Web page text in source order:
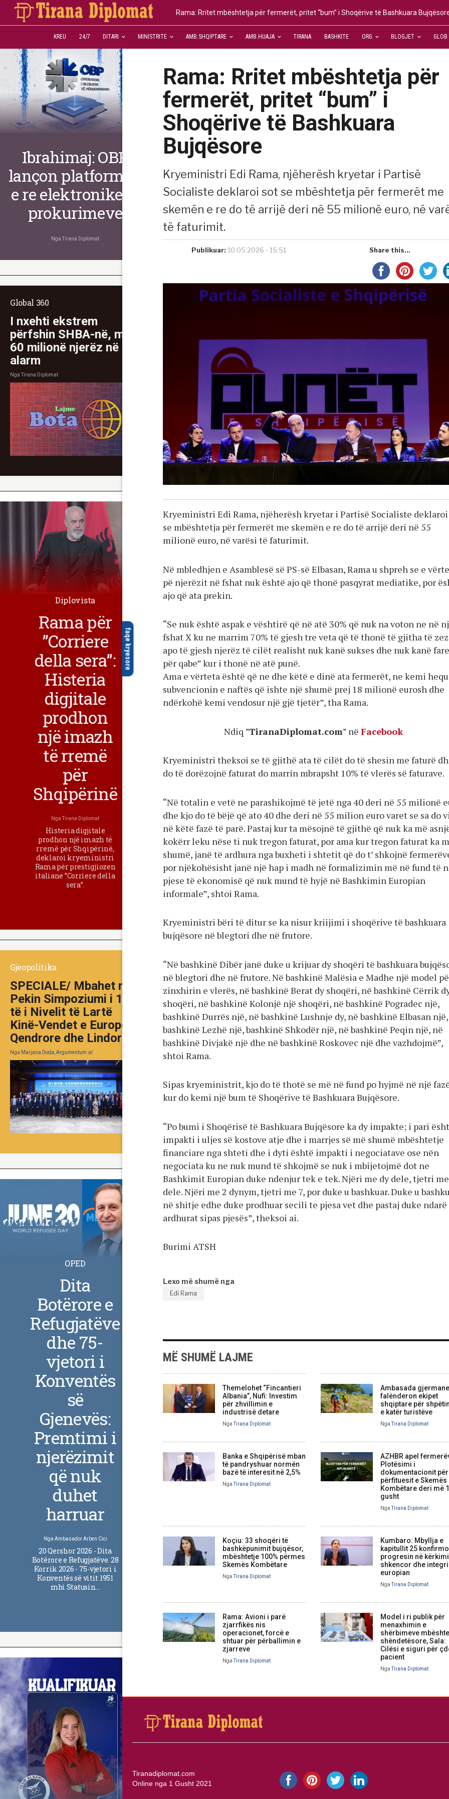
Rama: Rritet mbështetja për fermerët, pritet “bum” i Shoqërive të Bashkuara
KREU 24/7 DITARI MINISTRITE AMB.SHQIPTARE AMB.HUAJA TIRANA BASHKITE ORG BLOGJET GLOB
faqe kryesore
Rama: Rritet mbështetja për
fermerët, pritet “bum” i
Shoqërive të Bashkuara
Bujqësore
Kryeministri Edi Rama, njëherësh kryetar i Partisë
Socialiste deklaroi sot se mbështetja për fermerët me
skemën e re do të arrijë deri në 55 milionë euro, në
të faturimit.
Publikuar: 10.05.2026 - 15:51 Share this...
Kryeministri Edi Rama, njëherësh kryetar i Partisë Socialiste
se mbështetja për fermerët me skemën e re do të arrijë deri në 55
milionë euro, në varësi të faturimit.
Në mbledhjen e Asamblesë së PS-së Elbasan, Rama u shpreh se e
pë njerëzit në fshat nuk është ajo që thonë pasqyrat mediatike, por
ajo që ata prekin.
“Se nuk është aspak e vështirë që në atë 30% që nuk na voton ne në
fshat X ku ne marrim 70% të gjesh tre veta që të thonë të gjitha të
apo të gjesh njerëz të cilët realisht nuk kanë sukses dhe nuk kanë fare
për qabe” kur i thonë në atë punë.
Ama e vërteta është që ne dhe këtë e dinë ata fermerët, ne kemi
subvencionin e naftës që ishte një shumë prej 18 milionë eurosh dhe
ndërkohë kemi vendosur një gjë tjetër”, tha Rama.
Ndiq "TiranaDiplomat.com" në Facebook
Kryeministri theksoi se të gjithë ata të cilët do të shesin me faturë
do të dorëzojnë faturat do marrin mbrapsht 10% të vlerës së faturave.
“Në totalin e vetë ne parashikojmë të jetë nga 40 deri në 55 milionë
dhe kjo do të bëjë që ato 40 dhe deri në 55 milion euro varet se sa do
në këtë fazë të parë. Pastaj kur ta mësojnë të gjithë që nuk ka më
kokërr leku nëse ti nuk tregon faturat, por ama kur tregon faturat ka
shumë, janë të ardhura nga buxheti i shtetit që do t’ shkojnë
por njëkohësisht janë një hap i madh në formalizimin më në fund të
pjese të ekonomisë që nuk mund të hyjë në Bashkimin Europian
informale”, shtoi Rama.
Kryeministri bëri të ditur se ka nisur kriijimi i shoqërive të bashkuara
bujqësore në blegtori dhe në frutore.
“Në bashkinë Dibër janë duke u krijuar dy shoqëri të bashkuara
në blegtori dhe në frutore. Në bashkinë Malësia e Madhe një model
zinxhirin e vlerës, në bashkinë Berat dy shoqëri, në bashkinë Cërrik
shoqëri, në bashkinë Kolonjë një shoqëri, në bashkinë Pogradec një,
bashkinë Durrës një, në bashkinë Lushnje dy, në bashkinë Elbasan
bashkinë Lezhë një, bashkinë Shkodër një, në bashkinë Peqin një, në
bashkinë Divjakë një dhe në bashkinë Roskovec një dhe vazhdojmë”,
shtoi Rama.
Sipas kryeministrit, kjo do të thotë se më në fund po hyjmë në një
kur do kemi një bum të Shoqërive të Bashkuara Bujqësore.
“Po bumi i Shoqërisë të Bashkuara Bujqësore ka dy impakte; i pari
impakti i uljes së kostove atje dhe i marrjes së më shumë mbështetje
financiare nga shteti dhe i dyti është impakti i negociatave ose nën
negociata ku ne nuk mund të shkojmë se nuk i mbijetojmë dot ne
Bashkimit Europian duke ndenjur tek e tek. Njëri me dy dele, tjetri
dele. Njëri me 2 dynym, tjetri me 7, por duke u bashkuar. Duke u
në shitje edhe duke prodhuar secili te pjesa vet dhe pastaj duke
ardhurat sipas pjesës”, theksoi ai.
Burimi ATSH
Lexo më shumë nga
Edi Rama
MË SHUMË LAJME
Themelohet “Fincantieri
Albania”, Nufi: Investim
për zhvillimin e
industrisë detare
NgaTirana Diplomat
Ambasada gjermane
falënderon ekipet
shqiptare për
e katër turistëve
NgaTirana Diplomat
Banka e Shqipërisë mban
të pandryshuar normën
bazë të interesit në 2,5%
NgaTirana Diplomat
AZHBR apel
Plotësimi i
dokumentacionit për
përfituesit e Skemës
Kombëtare deri më
gusht
NgaTirana Diplomat
Koçiu: 33 shoqëri të
bashkëpunimit bujqësor,
mbështetje 100% përmes
Skemës Kombëtare
NgaTirana Diplomat
Kumbaro: Mbyllja e
kapitullit 25
progresin në
shkencor dhe
europian
NgaTirana Diplomat
Rama: Avioni i parë
zjarrfikës nis
operacionet, forcë e
shtuar për përballimin e
zjarreve
NgaTirana Diplomat
Model i ri publik për
menaxhimin e
shërbimeve
shëndetësore, Sala:
Cilësi e siguri për
pacient
NgaTirana Diplomat
Ibrahimaj: OBP
lançon platformën
e re elektronike të
prokurimeve
Nga Tirana Diplomat
Global 360
I nxehti ekstrem
përfshin SHBA-në, mbi
60 milionë njerëz në
alarm
NgaTirana Diplomat
Diplovista
Rama për
”Corriere
della sera”:
Histeria
digjitale
prodhon
një imazh
të rremë
për
Shqipërinë
NgaTirana Diplomat
Histeria digjitale
prodhon një imazh të
rremë për Shqipërinë,
deklaroi kryeministri
Rama për prestigjiozen
italiane ”Corriere della
sera”.
Gjeopolitika
SPECIALE/ Mbahet në
Pekin Simpoziumi i 10-
të i Nivelit të Lartë
Kinë-Vendet e Europës
Qendrore dhe Lindore
Nga Marjana Doda, Argumentum.al
OPED
Dita
Botërore e
Refugjatëve
dhe 75-
vjetori i
Konventës
së
Gjenevës:
Premtimi i
njerëzimit
që nuk
duhet
harruar
Nga Ambasador Arben Cici
20 Qershor 2026 - Dita
Botërore e Refugjatëve. 28
Korrik 2026 - 75-vjetori i
Konventës së vitit 1951
mbi Statusin…
Tiranadiplomat.com
Online nga 1 Gusht 2021